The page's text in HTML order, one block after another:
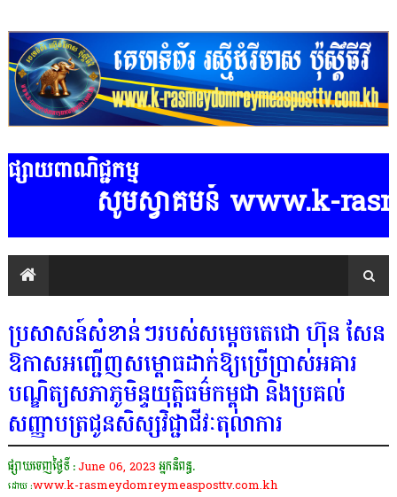
ផ្សាយពាណិជ្ជកម្ម
ស្វាគមន៍ www.k-
ប្រសាសន៍សំខាន់ៗរបស់សម្តេចតេជោ ហ៊ុន សែន
ឱកាសអញ្ជើញសម្ពោធដាក់ឱ្យប្រើប្រាស់អគារ
បណ្ឌិត្យសភាភូមិន្ទយុត្តិធម៌កម្ពុជា និងប្រគល់
សញ្ញាបត្រជូនសិស្សវិជ្ជាជីវៈតុលាការ
ផ្សាយចេញថ្ងៃទី :June 06, 2023 អ្នកនិពន្ធ.
ដោយ :www.k-rasmeydomreymeasposttv.com.kh